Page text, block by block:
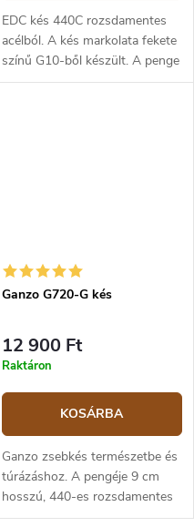
EDC kés 440C rozsdamentes
acélból. A kés markolata fekete
színű G10-ből készült. A penge
hossza 8,5 cm.
Ganzo G720-G kés
12 900 Ft
Raktáron
KOSÁRBA
Ganzo zsebkés természetbe és
túrázáshoz. A pengéje 9 cm
hosszú, 440-es rozsdamentes
acélból készült, a markolat zöld